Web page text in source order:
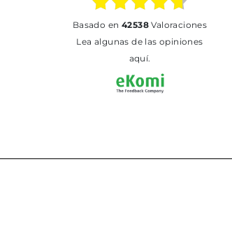
basado en 42538Valoraciones
Lea algunas de las opiniones
aquí.